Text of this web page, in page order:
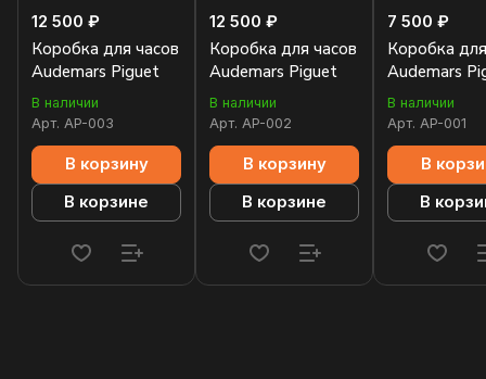
12 500 ₽
Коробка для часов
Audemars Piguet
В наличии
Арт. AP-003
В корзину
В корзине
12 500 ₽
Коробка для часов
Audemars Piguet
В наличии
Арт. AP-002
В корзину
В корзине
7 500 ₽
Коробка
Audemars
В наличии
Арт. AP-001
В
В